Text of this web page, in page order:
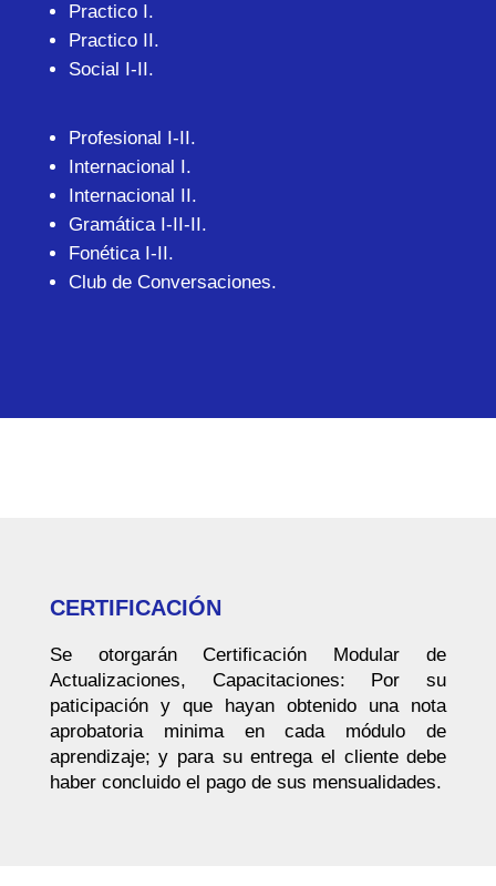
Practico I.
Practico II.
Social I-II.
Profesional I-II.
Internacional I.
Internacional II.
Gramática I-II-II.
Fonética I-II.
Club de Conversaciones.
CERTIFICACIÓN
Se otorgarán Certificación Modular de
Actualizaciones, Capacitaciones: Por su
paticipación y que hayan obtenido una nota
aprobatoria minima en cada módulo de
aprendizaje; y para su entrega el cliente debe
haber concluido el pago de sus mensualidades.